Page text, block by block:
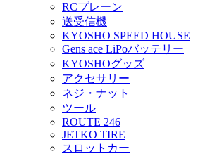
RCプレーン
送受信機
KYOSHO SPEED HOUSE
Gens ace LiPoバッテリー
KYOSHOグッズ
アクセサリー
ネジ・ナット
ツール
ROUTE 246
JETKO TIRE
スロットカー